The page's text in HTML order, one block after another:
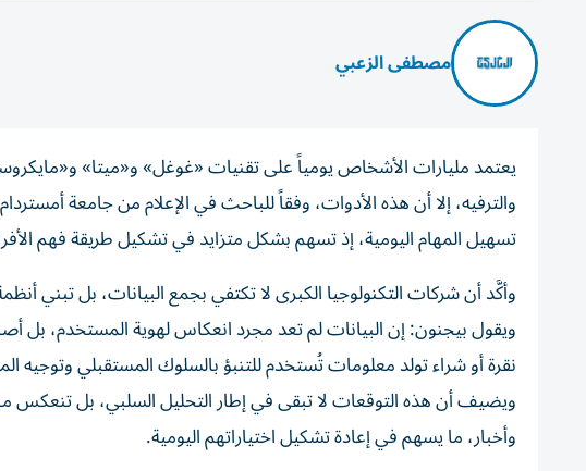
مصطفى الزعبي
يعتمد مليارات الأشخاص يومياً على تقنيات «غوغل» و«ميتا»
والترفيه، إلا أن هذه الأدوات، وفقاً للباحث في الإعلام من جامعة
تسهيل المهام اليومية، إذ تسهم بشكل متزايد في تشكيل طريقة فهم
وأكَّد أن شركات التكنولوجيا الكبرى لا تكتفي بجمع البيانات، بل تبني
ويقول بيجنون: إن البيانات لم تعد مجرد انعكاس لهوية المستخدم،
نقرة أو شراء تولد معلومات تُستخدم للتنبؤ بالسلوك المستقبلي وتوجيه
ويضيف أن هذه التوقعات لا تبقى في إطار التحليل السلبي، بل
وأخبار، ما يسهم في إعادة تشكيل اختياراتهم اليومية.